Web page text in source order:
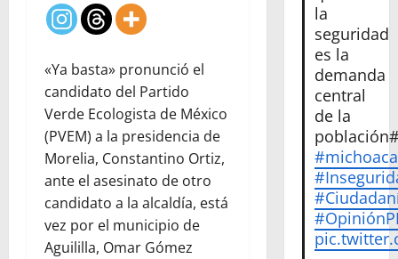
«Ya basta» pronunció el
candidato del Partido
Verde Ecologista de México
(PVEM) a la presidencia de
Morelia, Constantino Ortiz,
ante el asesinato de otro
candidato a la alcaldía, está
vez por el municipio de
Aguililla, Omar Gómez
la
seguridad
es la
demanda
central
de la